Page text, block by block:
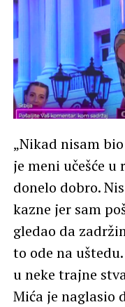
„Nikad nisam
je meni učešće
donelo dobro.
kazne jer sam
gledao da
to ode na
u neke trajne
Mića je naglasio